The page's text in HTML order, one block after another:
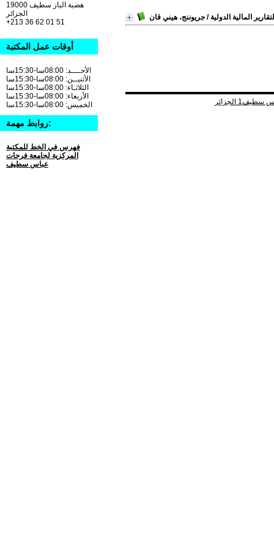
المالية الدولية / جريوننج، هيني قان
19000 هضبة الباز سطيف
+213 36 62 01 51
أوقات عمل المكتبة
الأحــــد: 08:00سا-15:30سا
الأثنيــن: 08:00سا-15:30سا
الثلاثـاء: 08:00سا-15:30سا
الأربعاء: 08:00سا-15:30سا
الخميس: 08:00سا-15:30سا
روابط مهمة:
فهرس في الخط للمكتبة
المركزية لجامعة فرحات
عباس سطيف